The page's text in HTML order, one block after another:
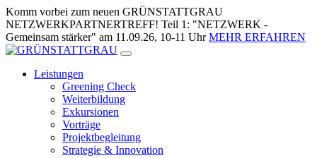
Zum
Inhalt
springen
Komm vorbei zum neuen GRÜNSTATTGRAU
NETZWERKPARTNERTREFF! Teil 1: "NETZWERK -
Gemeinsam stärker" am 11.09.26, 10-11 UhrMEHR ERFAHREN
Leistungen
Greening Check
Weiterbildung
Exkursionen
Vorträge
Projektbegleitung
Strategie & Innovation